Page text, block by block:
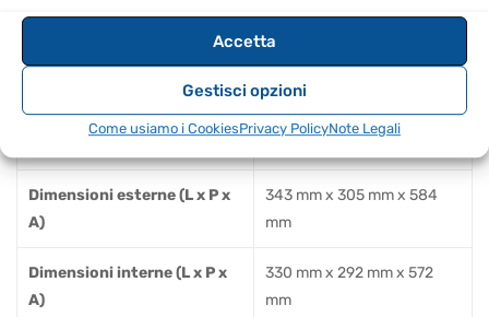
Accetta
Gestisci opzioni
Come usiamo i CookiesPrivacy PolicyNote Legali
SPECIFICHE TECNICHE
Dimensioni esterne (L x P x
A)
343 mm x 305 mm x 584
mm
Dimensioni interne (L x P x
A)
330 mm x 292 mm x 572
mm